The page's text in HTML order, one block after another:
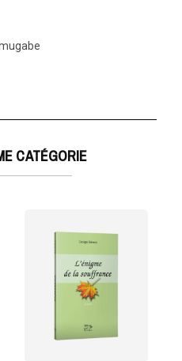
CATÉGORIE
Une...